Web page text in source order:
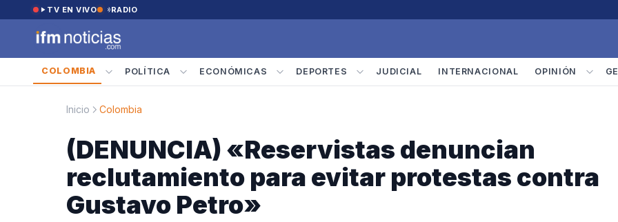
Saltar al contenido
TV EN VIVO RADIO
COLOMBIA POLÍTICA ECONÓMICAS DEPORTES JUDICIAL INTERNACIONAL OPINIÓN
Inicio Colombia
(DENUNCIA) «Reservistas denuncian
reclutamiento para evitar protestas contra
Gustavo Petro»